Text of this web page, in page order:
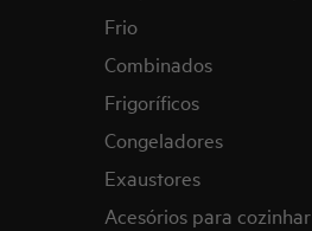
Frio
Combinados
Frigoríficos
Congeladores
Exaustores
Acesórios para cozinhar